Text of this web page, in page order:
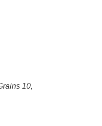
10,